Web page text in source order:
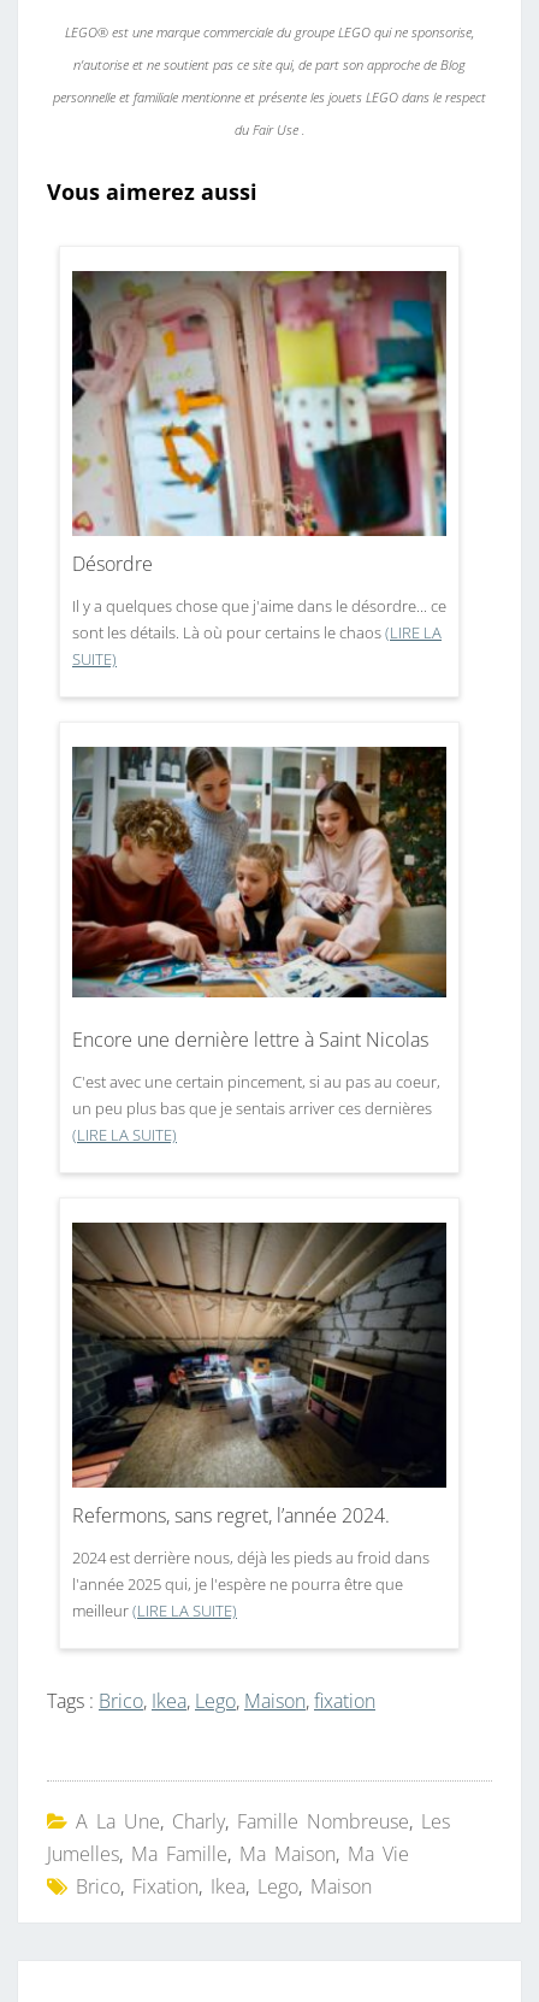
LEGO® est une marque commerciale du groupe LEGO qui ne sponsorise,
n’autorise et ne soutient pas ce site qui, de part son approche de Blog
personnelle et familiale mentionne et présente les jouets LEGO dans le respect
du Fair Use .
Vous aimerez aussi
Désordre
Il y a quelques chose que j'aime dans le désordre... ce
sont les détails. Là où pour certains le chaos(LIRE LA
SUITE)
Encore une dernière lettre à Saint Nicolas
C'est avec une certain pincement, si au pas au coeur,
un peu plus bas que je sentais arriver ces dernières
(LIRE LA SUITE)
Refermons, sans regret, l’année 2024.
2024 est derrière nous, déjà les pieds au froid dans
l'année 2025 qui, je l'espère ne pourra être que
meilleur(LIRE LA SUITE)
Tags : Brico, Ikea, Lego, Maison,fixation
A La Une, Charly, Famille Nombreuse, Les
Jumelles, Ma Famille, Ma Maison, Ma Vie
Brico, Fixation, Ikea, Lego, Maison